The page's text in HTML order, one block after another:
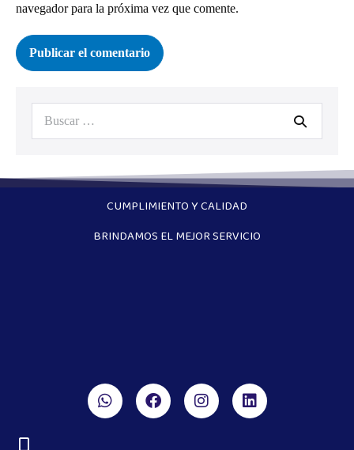
navegador para la próxima vez que comente.
CUMPLIMIENTO Y CALIDAD
BRINDAMOS EL MEJOR SERVICIO